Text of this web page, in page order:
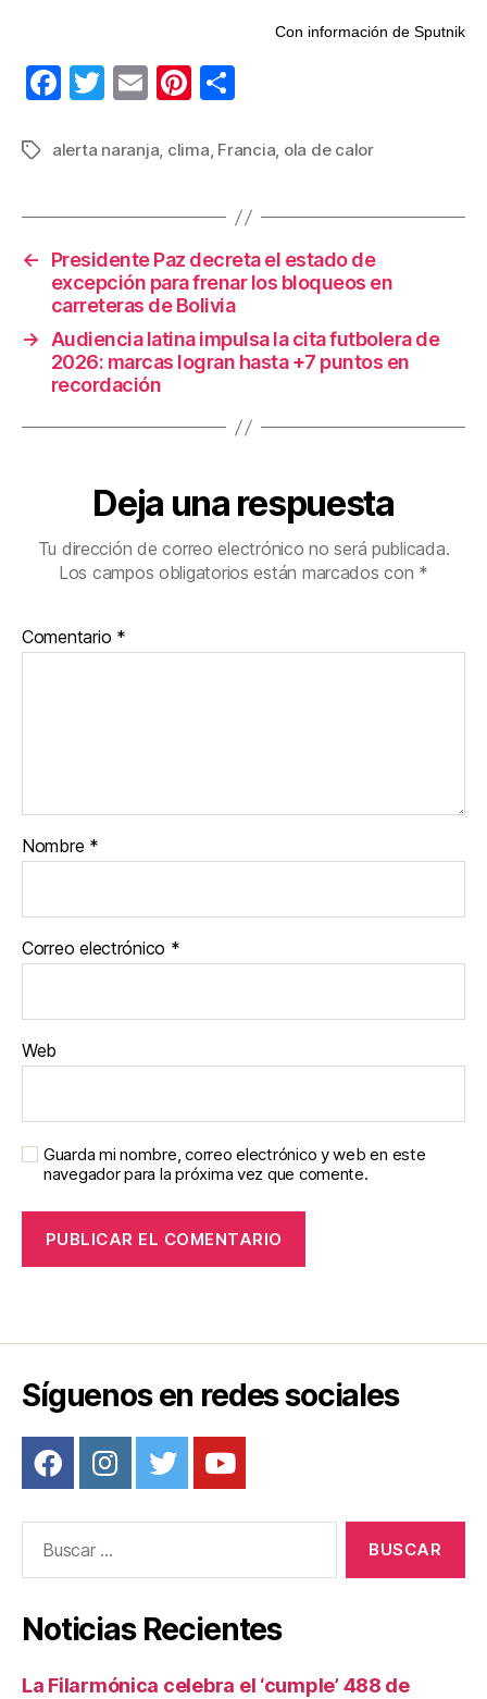
Con información de Sputnik
F
c
b
o
o
k
T
tt
E
ail
Pi
er
st
m
ar
tir
Etiquetas
alerta naranja, clima, Francia, ola de calor
←
Presidente Paz decreta el estado de
excepción para frenar los bloqueos en
carreteras de Bolivia
→
Audiencia latina impulsa la cita futbolera de
2026: marcas logran hasta +7 puntos en
recordación
Deja una respuesta
Tu dirección de correo electrónico no será publicada.
Los campos obligatorios están marcados con *
Comentario *
Nombre *
Correo electrónico *
Web
Guarda mi nombre, correo electrónico y web en este
navegador para la próxima vez que comente.
Síguenos en redes sociales
Noticias Recientes
La Filarmónica celebra el ‘cumple’ 488 de